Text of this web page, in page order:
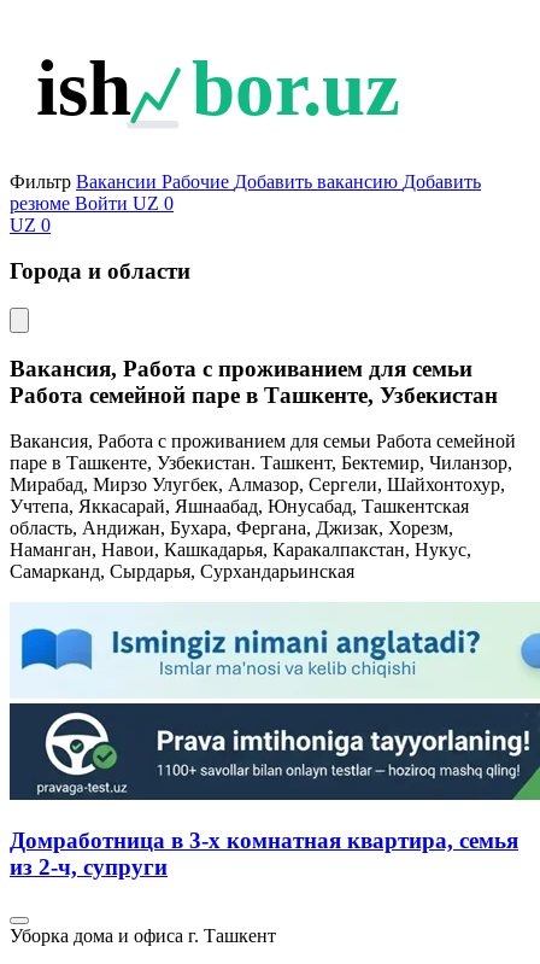
ish bor.uz
Фильтр Вакансии Рабочие Добавить вакансию Добавить
резюме Войти UZ 0
UZ 0
Города и области
Вакансия, Работа с проживанием для семьи
Работа семейной паре в Ташкенте, Узбекистан
Вакансия, Работа с проживанием для семьи Работа семейной
паре в Ташкенте, Узбекистан. Ташкент, Бектемир, Чиланзор,
Мирабад, Мирзо Улугбек, Алмазор, Сергели, Шайхонтохур,
Учтепа, Яккасарай, Яшнаабад, Юнусабад, Ташкентская
область, Андижан, Бухара, Фергана, Джизак, Хорезм,
Наманган, Навои, Кашкадарья, Каракалпакстан, Нукус,
Самарканд, Сырдарья, Сурхандарьинская
Домработница в 3-х комнатная квартира, семья
из 2-ч, супруги
Уборка дома и офиса г. Ташкент